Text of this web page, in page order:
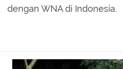
dengan WNA di Indonesia.